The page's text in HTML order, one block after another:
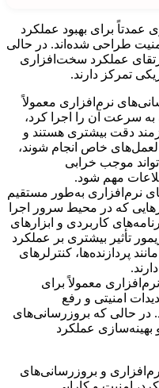
برای بهبود عملکرد
طراحی شده‌اند. در حالی
عملکرد سخت‌افزاری
تمرکز دارند.
نرم‌افزاری معمولاً
سرعت آن را اجرا کرد،
دقت بیشتری هستند و
خاص انجام شوند،
موجب خرابی
مهم شود.
نرم‌افزاری به‌طور مستقیم
که در محیط سرور اجرا
کاربردی و ابزارهای
تأثیر بیشتری بر عملکرد
پردازنده‌ها، کنترلرهای
معمولاً برای
امنیتی و رفع
حالی که بروزرسانی‌های
بهینه‌سازی عملکرد
و بروزرسانی‌های